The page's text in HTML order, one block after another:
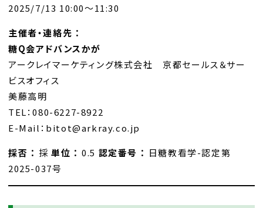
2025/7/13 10:00～11:30
主催者・連絡先 ：
糖Q会アドバンスかが
アークレイマーケティング株式会社 京都セールス＆サー
ビスオフィス
美藤高明
TEL：080-6227-8922
E-Mail：bitot@arkray.co.jp
採否 ： 採単位 ：0.5 認定番号 ： 日糖教看学-認定第
2025-037号